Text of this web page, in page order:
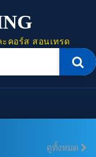
คอร์ส สอนเทรด
ดูทั้งหมด